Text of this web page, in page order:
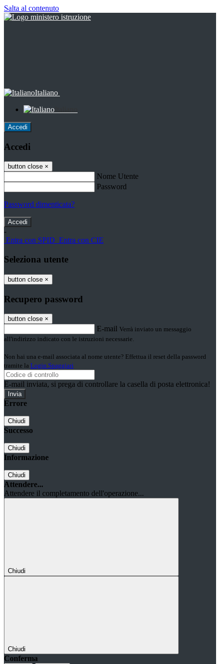
Salta al contenuto
Italiano
Accedi
Accedi
button close ×
Nome Utente
Password
Password dimenticata?
-
Entra con SPID Entra con CIE
Seleziona utente
button close ×
Recupero password
button close ×
E-mail Verrà inviato un messaggio
all'indirizzo indicato con le istruzioni necessarie.
Non hai una e-mail associata al nome utente? Effettua il reset della password
tramite la Login Spaggiari
E-mail inviata, si prega di controllare la casella di posta elettronica!
Errore
Chiudi
Successo
Chiudi
Informazione
Chiudi
Attendere...
Attendere il completamento dell'operazione...
Chiudi
Chiudi
Conferma